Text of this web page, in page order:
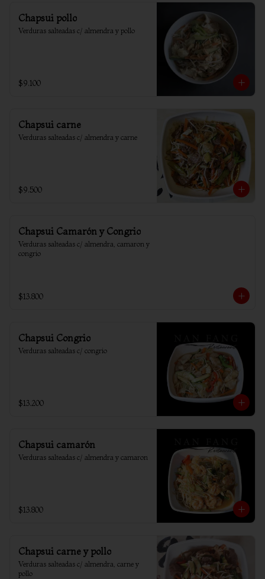
Chapsui pollo
Verduras salteadas c/ almendra y pollo
$9.100
Chapsui carne
Verduras salteadas c/ almendra y carne
$9.500
Chapsui Camarón y Congrio
Verduras salteadas c/ almendra, camaron y
congrio
$13.800
Chapsui Congrio
Verduras salteadas c/ congrio
$13.200
Chapsui camarón
Verduras salteadas c/ almendra y camaron
$13.800
Chapsui carne y pollo
Verduras salteadas c/ almendra, carne y
pollo